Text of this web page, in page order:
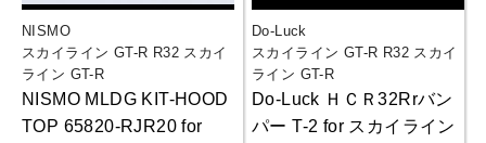
NISMO
スカイライン GT-R R32 スカイ
ライン GT-R
NISMO MLDG KIT-HOOD
TOP 65820-RJR20 for
Do-Luck
スカイライン GT-R R32 スカイ
ライン GT-R
Do-Luck ＨＣＲ32Rrバン
パー T-2 for スカイライン